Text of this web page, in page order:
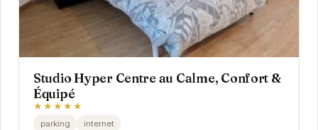
Studio Hyper Centre au Calme, Confort &
Équipé
★★★★★
parking internet